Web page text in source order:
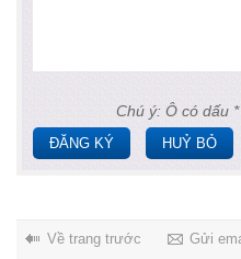
Chú ý: Ô có dấu
ĐĂNG KÝ HUỶ BỎ
Về trang trước Gửi